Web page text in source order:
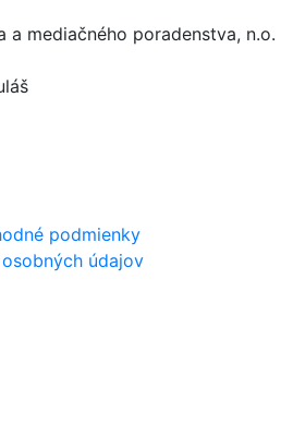
a mediačného poradenstva, n.o.
podmienky
údajov